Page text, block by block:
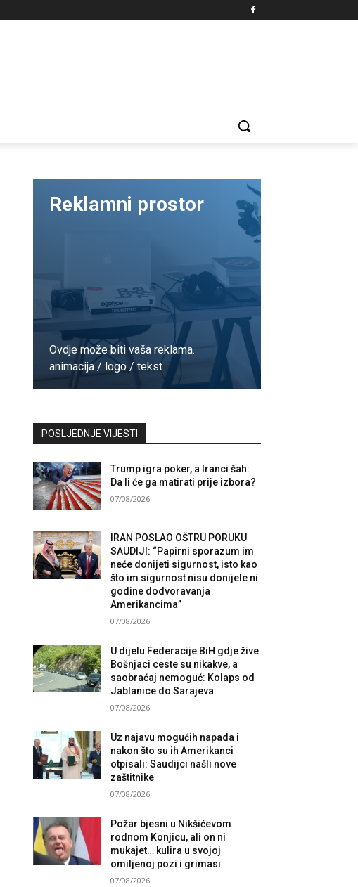
Reklamni prostor
Ovdje može biti vaša reklama.
animacija / logo / tekst
POSLJEDNJE VIJESTI
Trump igra poker, a Iranci šah:
Da li će ga matirati prije izbora?
07/08/2026
IRAN POSLAO OŠTRU PORUKU
SAUDIJI: “Papirni sporazum im
neće donijeti sigurnost, isto kao
što im sigurnost nisu donijele ni
godine dodvoravanja
Amerikancima”
07/08/2026
U dijelu Federacije BiH gdje žive
Bošnjaci ceste su nikakve, a
saobraćaj nemoguć: Kolaps od
Jablanice do Sarajeva
07/08/2026
Uz najavu mogućih napada i
nakon što su ih Amerikanci
otpisali: Saudijci našli nove
zaštitnike
07/08/2026
Požar bjesni u Nikšićevom
rodnom Konjicu, ali on ni
mukajet… kulira u svojoj
omiljenoj pozi i grimasi
07/08/2026